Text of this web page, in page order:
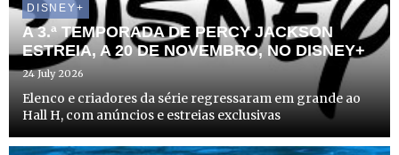
DISNEY+
A 3.ª TEMPORADA DE PERCY JACKSON
ESTREIA, A 20 DE NOVEMBRO, NO DISNEY+
24 July 2026
Elenco e criadores da série regressaram em grande ao
Hall H, com anúncios e estreias exclusivas